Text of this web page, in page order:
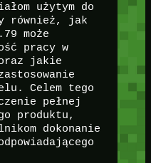
użytym do
również, jak
może
pracy w
oraz jakie
Celem tego
pełnej
produktu,
dokonanie